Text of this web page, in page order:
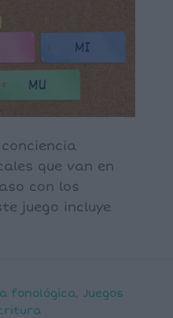
que van en
con los
juego incluye
fonológica, Juegos